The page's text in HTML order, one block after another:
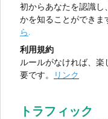
初からあなたを認識
かを知ることができま
ら.
利用規約
ルールがなければ、楽
要です。
リンク
トラフィック